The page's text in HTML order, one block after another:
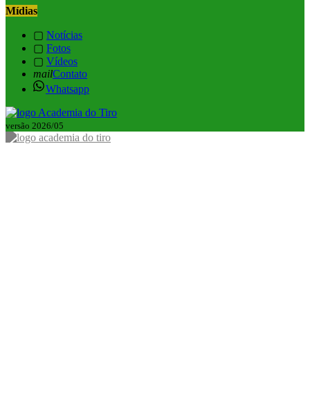
Mídias
▢ Notícias
▢ Fotos
▢ Vídeos
mailContato
Whatsapp
versão 2026/05